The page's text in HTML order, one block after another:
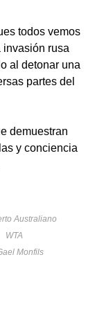
todos vemos
invasión rusa
al detonar una
partes del
demuestran
y conciencia
Australiano
WTA
Monfils